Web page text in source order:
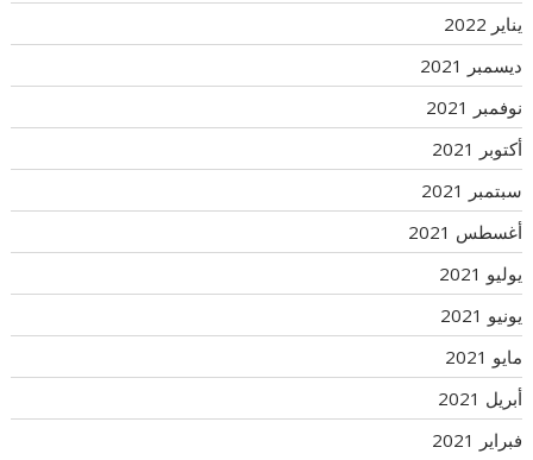
يناير 2022
ديسمبر 2021
نوفمبر 2021
أكتوبر 2021
سبتمبر 2021
أغسطس 2021
يوليو 2021
يونيو 2021
مايو 2021
أبريل 2021
فبراير 2021